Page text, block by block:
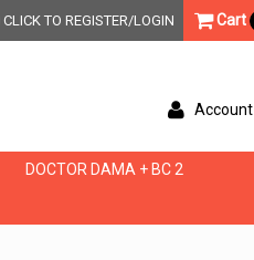
CLICK TO REGISTER/LOGIN Cart
Account
DOCTOR DAMA + BC 2